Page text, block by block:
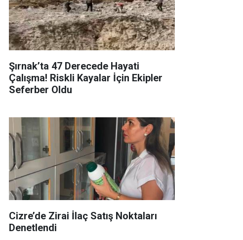
Şırnak’ta 47 Derecede Hayati
Çalışma! Riskli Kayalar İçin Ekipler
Seferber Oldu
Cizre’de Zirai İlaç Satış Noktaları
Denetlendi